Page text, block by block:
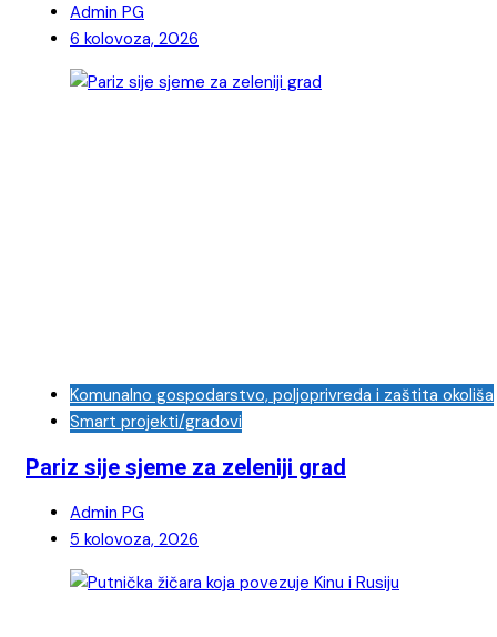
Admin PG
6 kolovoza, 2026
Komunalno gospodarstvo, poljoprivreda i zaštita okoliša
Smart projekti/gradovi
Pariz sije sjeme za zeleniji grad
Admin PG
5 kolovoza, 2026